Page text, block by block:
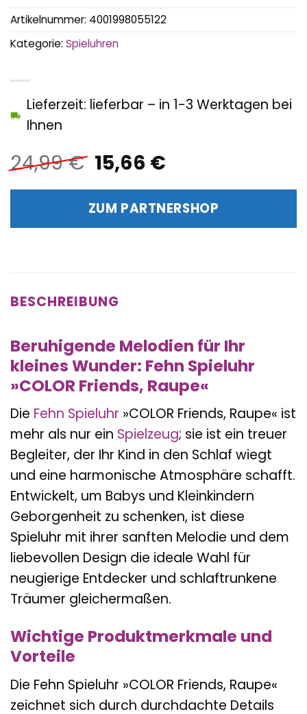
24,99€ Ursprünglicher
Preis
war:
24,99 €
15,66 €Aktueller
ist:
15,66 €.
Lieferzeit: lieferbar – in 1-3 Werktagen bei
Ihnen
ZUM PARTNERSHOP
Artikelnummer: 4001998055122
Kategorie: Spieluhren
BESCHREIBUNG
Beruhigende Melodien für Ihr
kleines Wunder: Fehn Spieluhr
»COLOR Friends, Raupe«
Die Fehn Spieluhr »COLOR Friends, Raupe« ist
mehr als nur ein Spielzeug; sie ist ein treuer
Begleiter, der Ihr Kind in den Schlaf wiegt
und eine harmonische Atmosphäre schafft.
Entwickelt, um Babys und Kleinkindern
Geborgenheit zu schenken, ist diese
Spieluhr mit ihrer sanften Melodie und dem
liebevollen Design die ideale Wahl für
neugierige Entdecker und schlaftrunkene
Träumer gleichermaßen.
Wichtige Produktmerkmale und
Vorteile
Die Fehn Spieluhr »COLOR Friends, Raupe«
zeichnet sich durch durchdachte Details